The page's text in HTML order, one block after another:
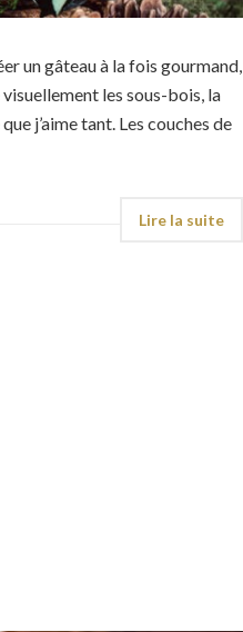
un gâteau à la fois gourmand,
les sous-bois, la
j’aime tant. Les couches de